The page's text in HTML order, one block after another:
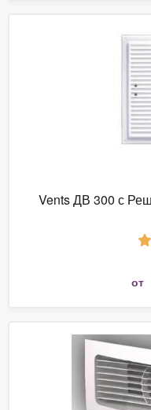
Vents ДВ 300 с
от